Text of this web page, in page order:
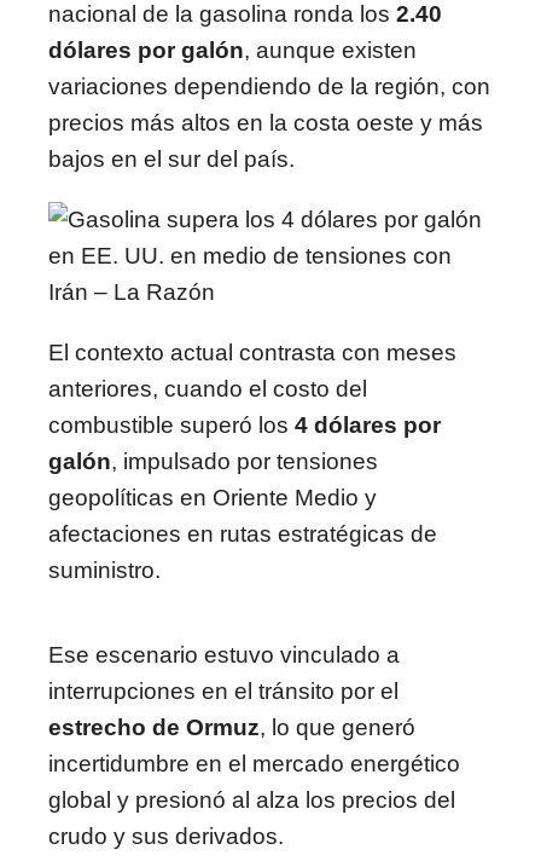
nacional de la gasolina ronda los 2.40
dólares por galón, aunque existen
variaciones dependiendo de la región, con
precios más altos en la costa oeste y más
bajos en el sur del país.
El contexto actual contrasta con meses
anteriores, cuando el costo del
combustible superó los 4 dólares por
galón, impulsado por tensiones
geopolíticas en Oriente Medio y
afectaciones en rutas estratégicas de
suministro.
Ese escenario estuvo vinculado a
interrupciones en el tránsito por el
estrecho de Ormuz, lo que generó
incertidumbre en el mercado energético
global y presionó al alza los precios del
crudo y sus derivados.